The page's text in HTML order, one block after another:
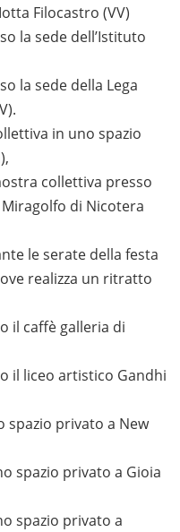
Filocastro (VV)
la sede dell’Istituto
la sede della Lega
in uno spazio
collettiva presso
Miragolfo di Nicotera
le serate della festa
realizza un ritratto
il caffè galleria di
il liceo artistico Gandhi
spazio privato a New
spazio privato a Gioia
spazio privato a